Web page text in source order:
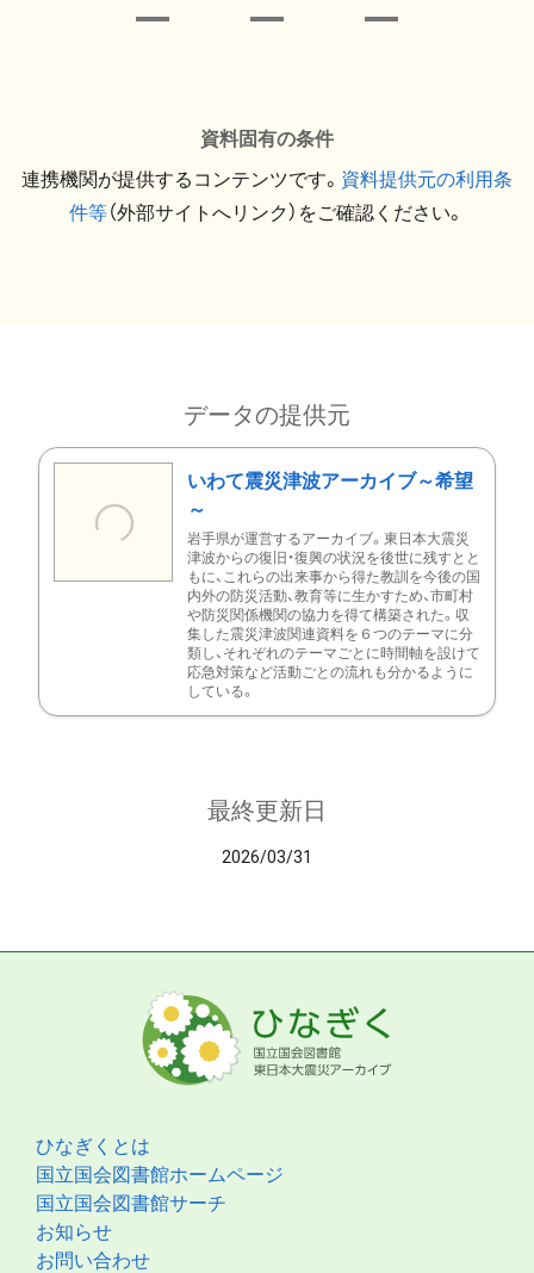
資料固有の条件
連携機関が提供するコンテンツです。 資料提供元の利用条
件等（外部サイトへリンク）をご確認ください。
データの提供元
いわて震災津波アーカイブ～希望
～
岩手県が運営するアーカイブ。東日本大震災
津波からの復旧・復興の状況を後世に残すとと
もに、これらの出来事から得た教訓を今後の国
内外の防災活動、教育等に生かすため、市町村
や防災関係機関の協力を得て構築された。収
集した震災津波関連資料を６つのテーマに分
類し、それぞれのテーマごとに時間軸を設けて
応急対策など活動ごとの流れも分かるように
している。
最終更新日
2026/03/31
ひなぎくとは
国立国会図書館ホームページ
国立国会図書館サーチ
お知らせ
お問い合わせ